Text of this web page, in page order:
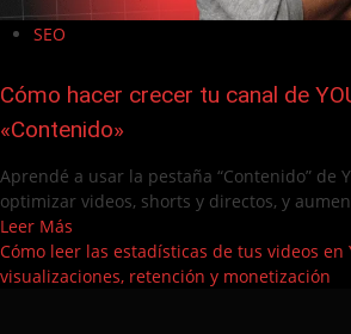
SEO
Cómo hacer crecer tu canal de
«Contenido»
Aprendé a usar la pestaña “Contenido” de
optimizar videos, shorts y directos, y
Leer Más
Cómo leer las estadísticas de tus videos
visualizaciones, retención y monetización